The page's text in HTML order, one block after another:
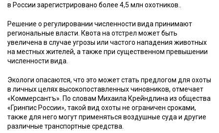
в России зарегистрировано более 4,5 млн охотников..
Решение о регулировании численности вида принимают
региональные власти. Квота на отстрел может быть
увеличена в случае угрозы или частого нападения животных
на местных жителей, а также при существенном превышении
численности вида.
Экологи опасаются, что это может стать предлогом для охоты
в личных целях высокопоставленных чиновников, отмечает
«Коммерсантъ». По словам Михаила Крейндлина из общества
«Гринпис России», такой вид охоты не ограничен сроками,
также для него могут применяться воздушные суда и другие
различные транспортные средства.